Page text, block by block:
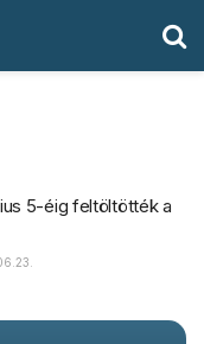
5-éig feltöltötték a